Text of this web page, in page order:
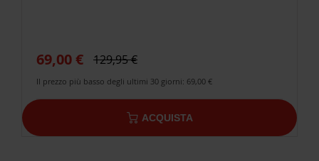
69,00 € 129,95 €
Il prezzo più basso degli ultimi 30 giorni: 69,00 €
ACQUISTA